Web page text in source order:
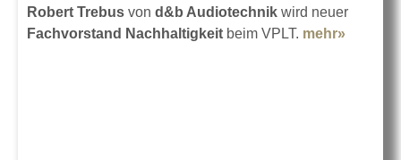
Robert Trebus von d&b Audiotechnik wird neuer
Fachvorstand Nachhaltigkeit beim VPLT. mehr»